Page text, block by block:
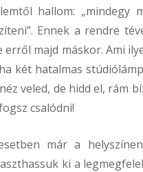
hallom: „mindegy
Ennek a rendre
erről majd máskor. Ami
két hatalmas
veled, de hidd el, rám
csalódni!
már a
ki a